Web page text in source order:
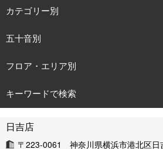
カテゴリー別
五十音別
フロア・エリア別
キーワードで検索
日吉店
〒223-0061 神奈川県横浜市港北区日